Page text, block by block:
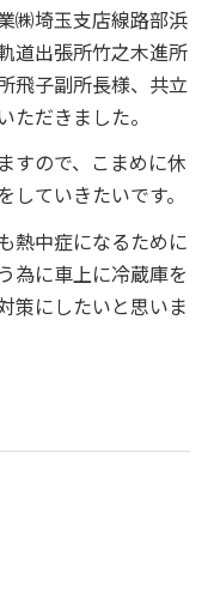
㈱埼玉支店線路部浜
道出張所竹之木進所
飛子副所長様、共立
だきました。
すので、こまめに休
ていきたいです。
熱中症になるために
為に車上に冷蔵庫を
策にしたいと思いま